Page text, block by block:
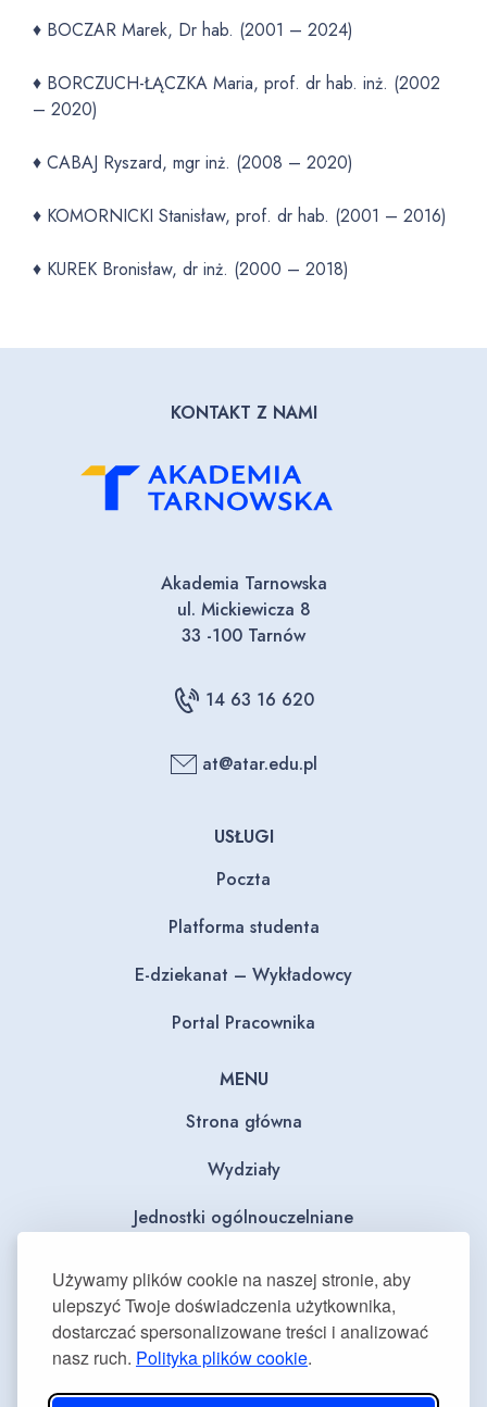
Używamy plików cookie na naszej stronie, aby
ulepszyć Twoje doświadczenia użytkownika,
dostarczać spersonalizowane treści i analizować
nasz ruch. Polityka plików cookie.
♦ BOCZAR Marek, Dr hab. (2001 – 2024)
♦ BORCZUCH-ŁĄCZKA Maria, prof. dr hab. inż. (2002
– 2020)
♦ CABAJ Ryszard, mgr inż. (2008 – 2020)
♦ KOMORNICKI Stanisław, prof. dr hab. (2001 – 2016)
♦ KUREK Bronisław, dr inż. (2000 – 2018)
KONTAKT Z NAMI
Akademia Tarnowska
ul. Mickiewicza 8
33 -100 Tarnów
14 63 16 620
at@atar.edu.pl
USŁUGI
Poczta
Platforma studenta
E-dziekanat – Wykładowcy
Portal Pracownika
MENU
Strona główna
Wydziały
Jednostki ogólnouczelniane
Dla mediów
Deklaracja dostępności